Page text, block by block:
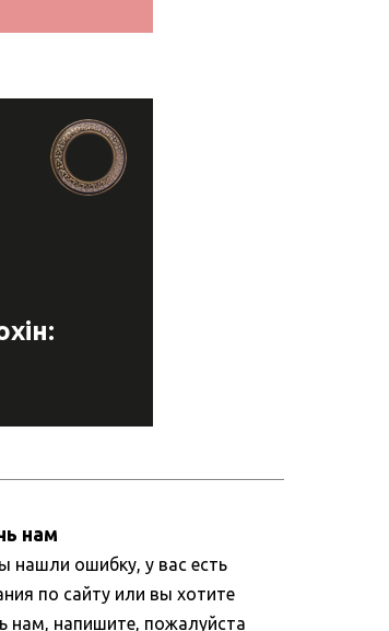
нам
нашли ошибку, у вас есть
по сайту или вы хотите
нам, напишите, пожалуйста